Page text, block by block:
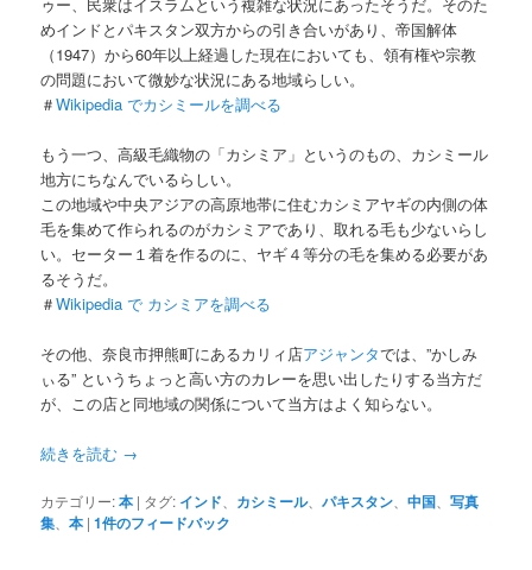
めインドとパキスタン双方からの引き合いがあり、帝国解体
（1947）から60年以上経過した現在においても、領有権や宗教
の問題において微妙な状況にある地域らしい。
＃Wikipedia でカシミールを調べる
もう一つ、高級毛織物の「カシミア」というのもの、カシミール
地方にちなんでいるらしい。
この地域や中央アジアの高原地帯に住むカシミアヤギの内側の体
毛を集めて作られるのがカシミアであり、取れる毛も少ないらし
い。セーター１着を作るのに、ヤギ４等分の毛を集める必要があ
るそうだ。
＃Wikipedia で カシミアを調べる
その他、奈良市押熊町にあるカリィ店アジャンタでは、”かしみ
ぃる” というちょっと高い方のカレーを思い出したりする当方だ
が、この店と同地域の関係について当方はよく知らない。
続きを読む →
カテゴリー:本 | タグ: インド カシミール、パキスタン 、中国 、写真
集 、本 |1件のフィードバック